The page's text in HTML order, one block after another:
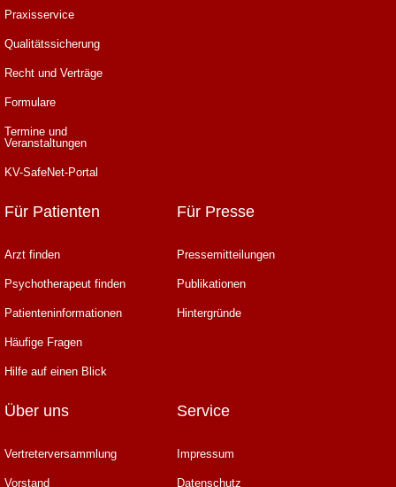
Praxisservice
Qualitätssicherung
Recht und Verträge
Formulare
Termine und
Veranstaltungen
KV-SafeNet-Portal
Für Patienten
Arzt finden
Psychotherapeut finden
Patienteninformationen
Häufige Fragen
Hilfe auf einen Blick
Für Presse
Pressemitteilungen
Publikationen
Hintergründe
Über uns
Vertreterversammlung
Vorstand
Service
Impressum
Datenschutz